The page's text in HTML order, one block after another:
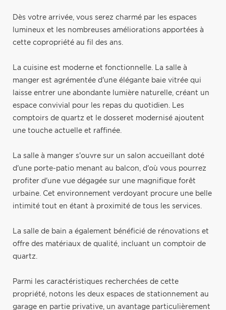
Dès votre arrivée, vous serez charmé par les espaces
lumineux et les nombreuses améliorations apportées à
cette copropriété au fil des ans.
La cuisine est moderne et fonctionnelle. La salle à
manger est agrémentée d'une élégante baie vitrée qui
laisse entrer une abondante lumière naturelle, créant un
espace convivial pour les repas du quotidien. Les
comptoirs de quartz et le dosseret modernisé ajoutent
une touche actuelle et raffinée.
La salle à manger s'ouvre sur un salon accueillant doté
d'une porte-patio menant au balcon, d'où vous pourrez
profiter d'une vue dégagée sur une magnifique forêt
urbaine. Cet environnement verdoyant procure une belle
intimité tout en étant à proximité de tous les services.
La salle de bain a également bénéficié de rénovations et
offre des matériaux de qualité, incluant un comptoir de
quartz.
Parmi les caractéristiques recherchées de cette
propriété, notons les deux espaces de stationnement au
garage en partie privative, un avantage particulièrement